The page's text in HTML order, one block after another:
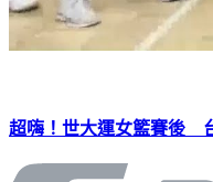
超嗨！世大運女籃賽後